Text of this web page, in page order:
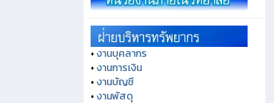
•งานบุคลากร
•งานการเงิน
•งานบัญชี
•งานพัสดุ